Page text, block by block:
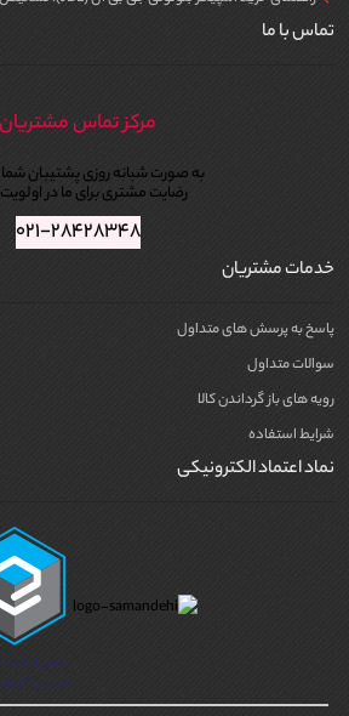
تماس با ما
مرکز تماس مشتریان
به صورت شبانه روزی پشتیبان
رضایت مشتری برای ما در
۰۲۱-۲۸۴۲۸۳۴۸
خدمات مشتریان
پاسخ به پرسش های متداول
سوالات متداول
رویه های باز گرداندن کالا
شرایط استفاده
نماد اعتماد الکترونیکی